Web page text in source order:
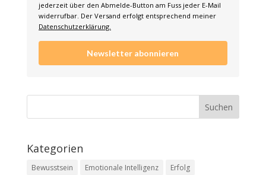
jederzeit über den Abmelde-Button am Fuss jeder E-Mail
widerrufbar. Der Versand erfolgt entsprechend meiner
Datenschutzerklärung.
Newsletter abonnieren
Kategorien
Bewusstsein Emotionale Intelligenz
Erfolg